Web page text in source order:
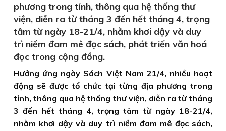
phương trong tỉnh, thông qua hệ thống thư
viện, diễn ra từ tháng 3 đến hết tháng 4, trọng
tâm từ ngày 18-21/4, nhằm khơi dậy và duy
trì niềm đam mê đọc sách, phát triển văn hoá
đọc trong cộng đồng.
Hưởng ứng ngày Sách Việt Nam 21/4, nhiều hoạt
động sẽ được tổ chức tại từng địa phương trong
tỉnh, thông qua hệ thống thư viện, diễn ra từ tháng
3 đến hết tháng 4, trọng tâm từ ngày 18-21/4,
nhằm khơi dậy và duy trì niềm đam mê đọc sách,